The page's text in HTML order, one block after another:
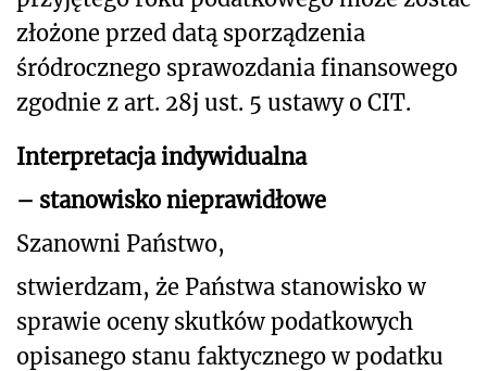
złożone przed datą sporządzenia
śródrocznego sprawozdania finansowego
zgodnie z art. 28j ust. 5 ustawy o CIT.
Interpretacja indywidualna
– stanowisko nieprawidłowe
Szanowni Państwo,
stwierdzam, że Państwa stanowisko w
sprawie oceny skutków podatkowych
opisanego stanu faktycznego w podatku